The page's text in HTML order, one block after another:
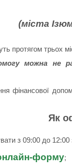
(міста
протягом трьох
можна не
фінансової
Як
з 09:00 до
форму;